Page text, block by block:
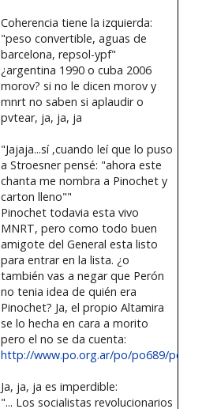
Coherencia tiene la izquierda:
"peso convertible, aguas de
barcelona, repsol-ypf"
¿argentina 1990 o cuba 2006
morov? si no le dicen morov y
mnrt no saben si aplaudir o
pvtear, ja, ja, ja
"Jajaja...sí ,cuando leí que lo puso
a Stroesner pensé: "ahora este
chanta me nombra a Pinochet y
carton lleno""
Pinochet todavia esta vivo
MNRT, pero como todo buen
amigote del General esta listo
para entrar en la lista. ¿o
también vas a negar que Perón
no tenia idea de quién era
Pinochet? Ja, el propio Altamira
se lo hecha en cara a morito
pero el no se da cuenta:
http://www.po.org.ar/po/po689/
Ja, ja, ja es imperdible:
"... Los socialistas revolucionarios